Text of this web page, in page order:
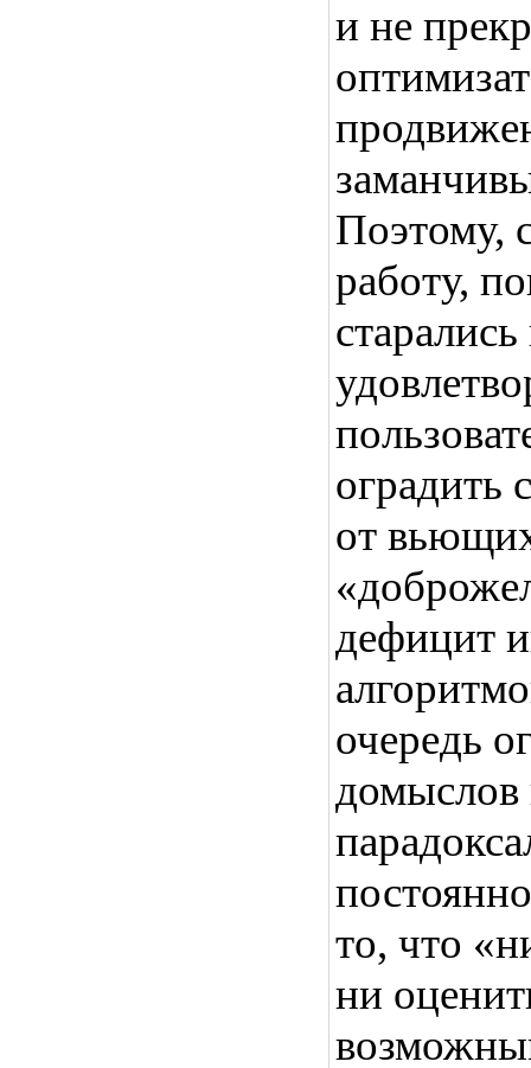
и не
Поэтому,
работу,
оградить
от
дефицит
очередь
то, что
ни